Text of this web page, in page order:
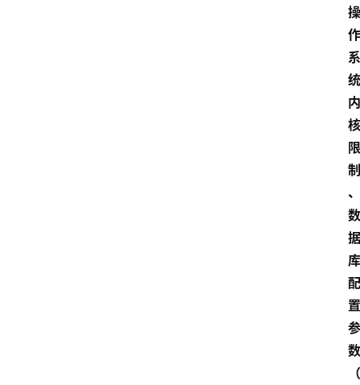
操
作
系
统
内
核
限
制
、
数
据
库
配
置
参
数
（